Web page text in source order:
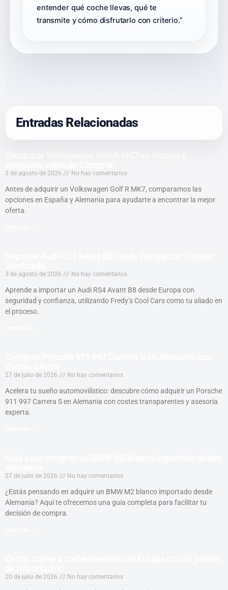
entender qué coche llevas, qué te
transmite y cómo disfrutarlo con criterio.”
Entradas Relacionadas
3 de agosto de 2026 No hay comentarios
Antes de adquirir un Volkswagen Golf R MK7, comparamos las
opciones en España y Alemania para ayudarte a encontrar la mejor
oferta.
3 de agosto de 2026 No hay comentarios
Aprende a importar un Audi RS4 Avant B8 desde Europa con
seguridad y confianza, utilizando Fredy’s Cool Cars como tu aliado en
el proceso.
27 de julio de 2026 No hay comentarios
Acelera tu sueño automovilístico: descubre cómo adquirir un Porsche
911 997 Carrera S en Alemania con costes transparentes y asesoría
experta.
27 de julio de 2026 No hay comentarios
¿Estás pensando en adquirir un BMW M2 blanco importado desde
Alemania? Aquí te ofrecemos una guía completa para facilitar tu
decisión de compra.
20 de julio de 2026 No hay comentarios